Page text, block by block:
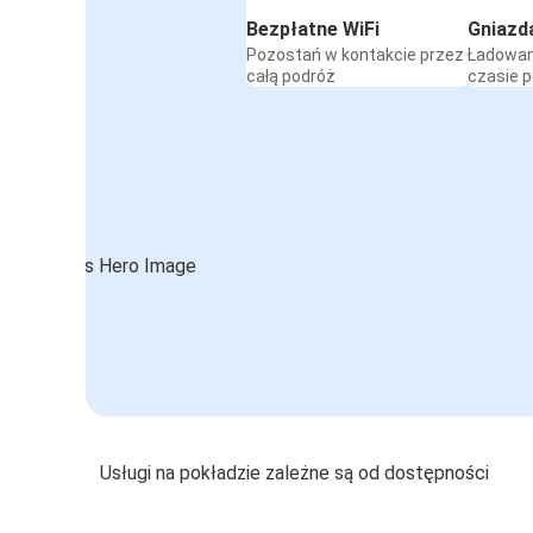
Bezpłatne WiFi
Pozostań w kontakcie przez
całą podróż
czasie
Usługi na pokładzie zależne są od dostępności